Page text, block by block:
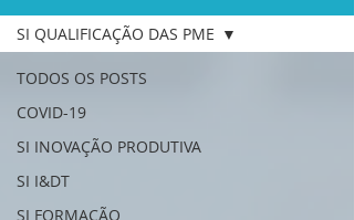
TODOS OS POSTS
COVID-19
SI INOVAÇÃO PRODUTIVA
SI I&DT
SI FORMAÇÃO
SI QUALIFICAÇÃO DAS PME